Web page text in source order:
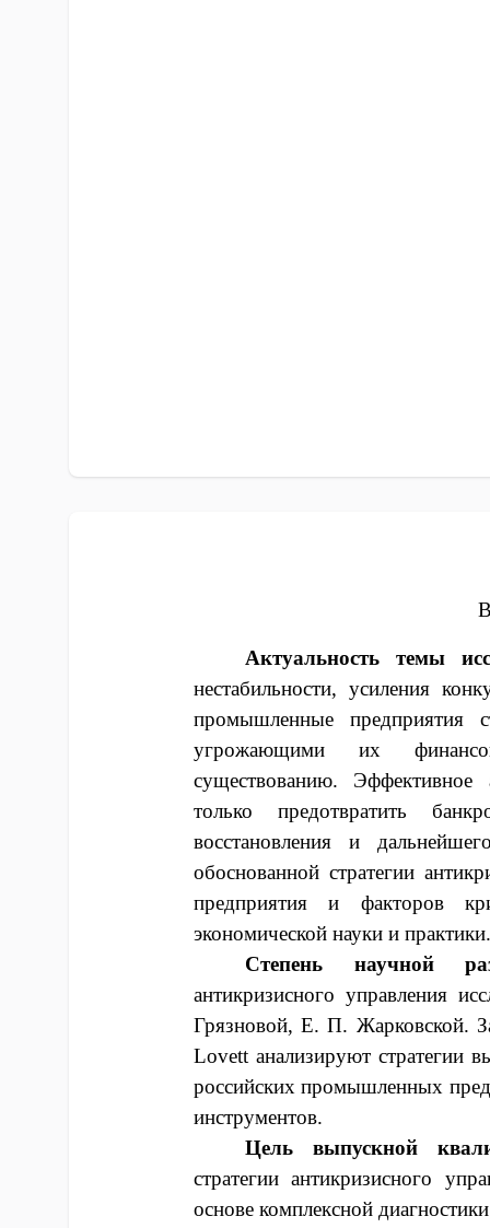
Актуальность темы
нестабильности, усиления
промышленные предприятия
угрожающими их
существованию. Эффективное
только предотвратить
восстановления и
обоснованной стратегии
предприятия и факторов
экономической науки и практики.
Степень научной
антикризисного управления
Грязновой, Е. П. Жарковской.
Lovett анализируют стратегии
российских промышленных
инструментов.
Цель выпускной
стратегии антикризисного
основе комплексной